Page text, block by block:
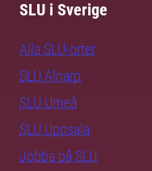
SLU i Sverige
Alla SLU-orter
SLU Alnarp
SLU Umeå
SLU Uppsala
Jobba på SLU